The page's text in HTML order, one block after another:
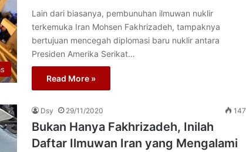
Lain dari biasanya, pembunuhan ilmuwan nuklir
terkemuka Iran Mohsen Fakhrizadeh, tampaknya
bertujuan mencegah diplomasi baru nuklir antara
Presiden Amerika Serikat…
Read More »
Dsy 29/11/2020 147
Bukan Hanya Fakhrizadeh, Inilah
Daftar Ilmuwan Iran yang Mengalami